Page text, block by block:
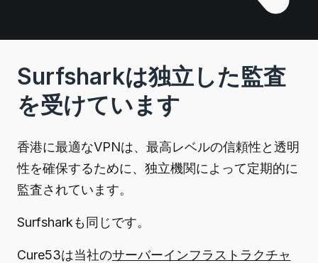
Surfsharkは独立した監査
を受けています
香港に最適なVPNは、最高レベルの信頼性と透明
性を確保するために、独立機関によって定期的に
監査されています。
Surfsharkも同じです。
Cure53は当社のサーバーインフラストラクチャ